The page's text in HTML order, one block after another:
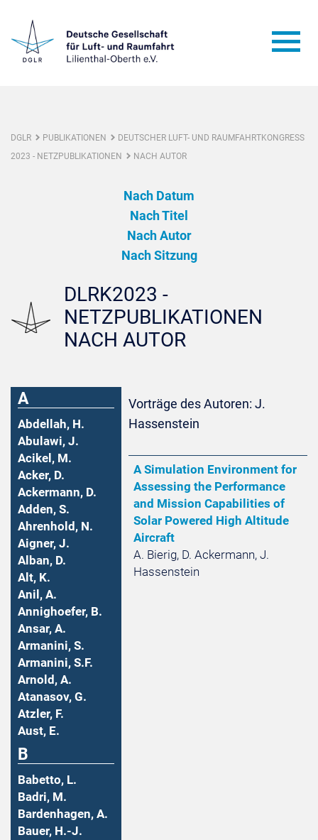
DGLR PUBLIKATIONEN
DEUTSCHER LUFT- UND RAUMFAHRTKONGRESS
2023 - NETZPUBLIKATIONEN
NACH AUTOR
Nach Datum
Nach Titel
Nach Autor
Nach Sitzung
DLRK2023 -
NETZPUBLIKATIONEN
NACH AUTOR
A
Abdellah, H.
Abulawi, J.
Acikel, M.
Acker, D.
Ackermann, D.
Adden, S.
Ahrenhold, N.
Aigner, J.
Alban, D.
Alt, K.
Anil, A.
Annighoefer, B.
Ansar, A.
Armanini, S.
Armanini, S.F.
Arnold, A.
Atanasov, G.
Atzler, F.
Aust, E.
B
Babetto, L.
Badri, M.
Bardenhagen, A.
Bauer, H.-J.
Vorträge des Autoren: J.
Hassenstein
A Simulation Environment for
Assessing the Performance
and Mission Capabilities of
Solar Powered High Altitude
Aircraft
A. Bierig, D. Ackermann, J.
Hassenstein